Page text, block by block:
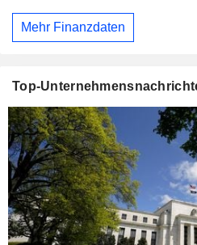
Mehr Finanzdaten
Top-